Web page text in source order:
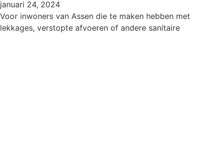
januari 24, 2024
Voor inwoners van Assen die te maken hebben met
lekkages, verstopte afvoeren of andere sanitaire